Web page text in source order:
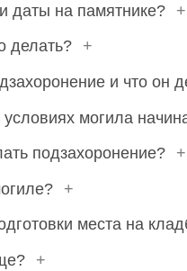
даты на памятнике?
+
делать?
+
и что он
могила
подзахоронение?
+
+
места на
+